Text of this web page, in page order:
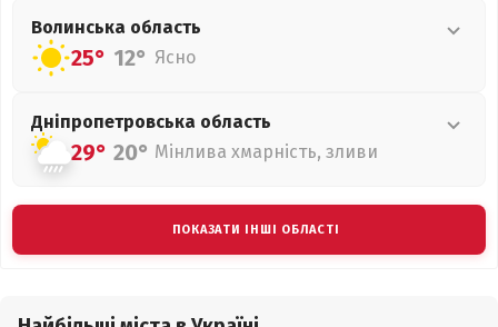
Волинська область
25° 12° Ясно
Дніпропетровська область
29° 20° Мінлива хмарність, зливи
ПОКАЗАТИ ІНШІ ОБЛАСТІ